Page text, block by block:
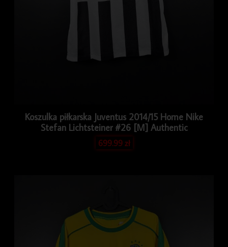
Koszulka piłkarska Juventus 2014/15 Home Nike
Stefan Lichtsteiner #26 [M] Authentic
699.99zł